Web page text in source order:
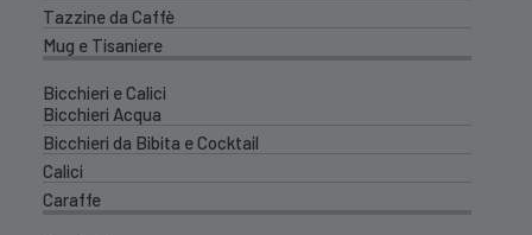
Tazzine da Caffè
Mug e Tisaniere
Bicchieri e Calici
Bicchieri Acqua
Bicchieri da Bibita e Cocktail
Calici
Caraffe